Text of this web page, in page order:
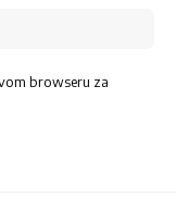
browseru za